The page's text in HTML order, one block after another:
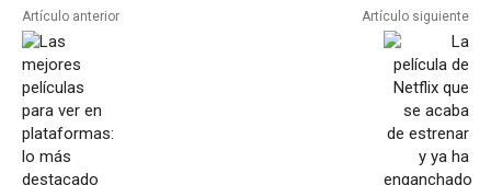
Artículo anterior Artículo siguiente